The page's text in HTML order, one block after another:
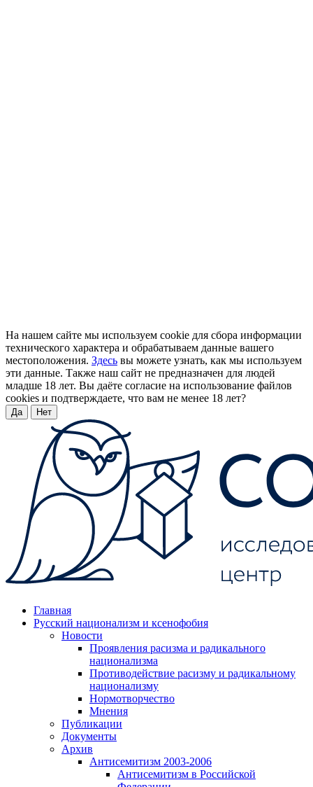
На нашем сайте мы используем cookie для сбора информации
технического характера и обрабатываем данные вашего
местоположения. Здесь вы можете узнать, как мы используем
эти данные. Также наш сайт не предназначен для людей
младше 18 лет. Вы даёте согласие на использование файлов
cookies и подтверждаете, что вам не менее 18 лет?
Да Нет
Главная
Русский национализм и ксенофобия
Новости
Проявления расизма и радикального
национализма
Противодействие расизму и радикальному
национализму
Нормотворчество
Мнения
Публикации
Документы
Архив
Антисемитизм 2003-2006
Антисемитизм в Российской